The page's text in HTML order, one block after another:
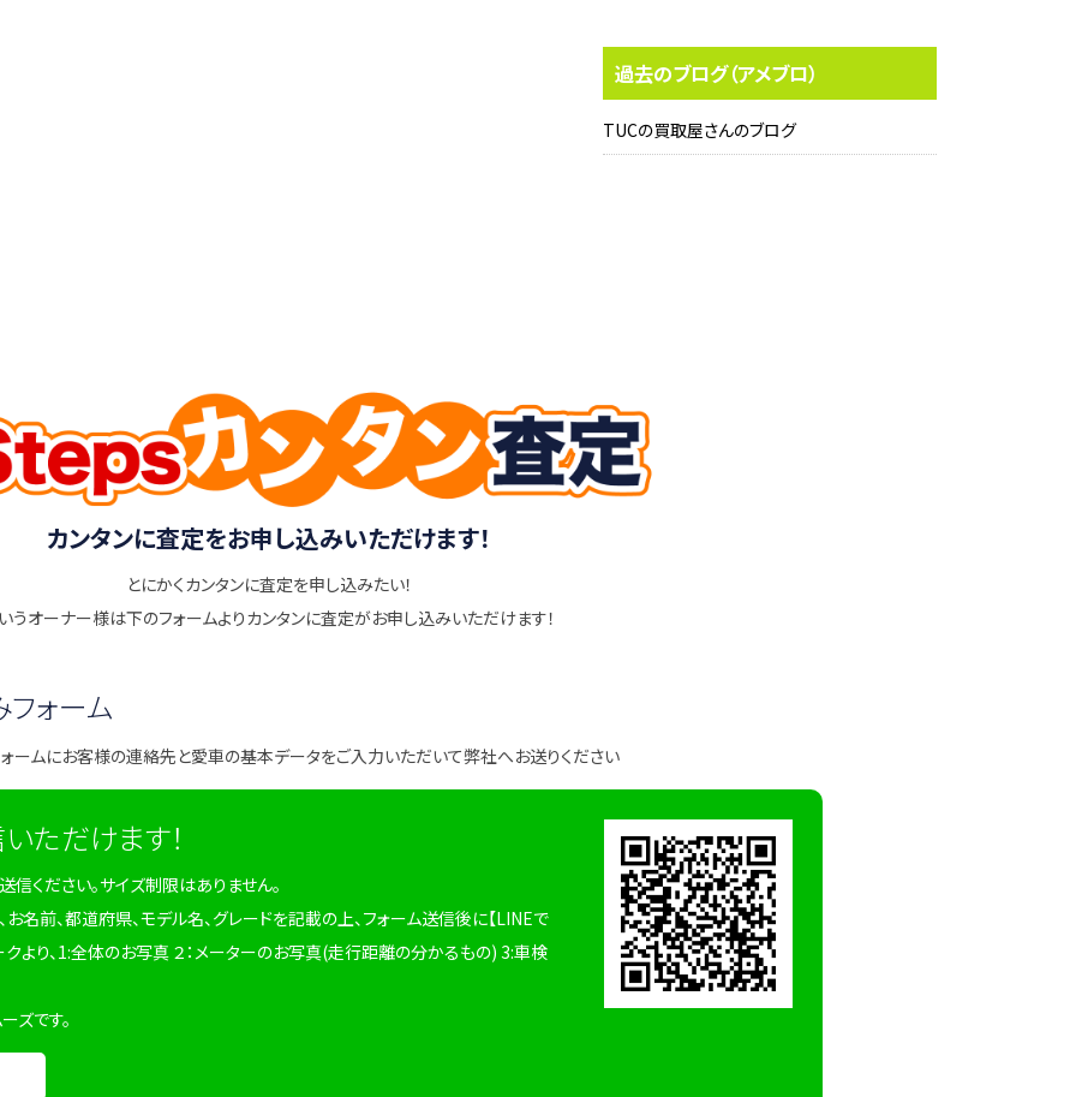
過去のブログ（アメブロ）
TUCの買取屋さんのブログ
カンタンに査定をお申し込みいただけます！
とにかくカンタンに査定を申し込みたい！
うオーナー様は下のフォームよりカンタンに査定がお申し込みいただけます！
ォーム
ームにお客様の連絡先と愛車の基本データをご入力いただいて弊社へお送りください
ただけます！
ください。サイズ制限はありません。
名前、都道府県、モデル名、グレードを記載の上、フォーム送信後に【LINEで
クより、1:全体のお写真 ２：メーターのお写真(走行距離の分かるもの) 3:車検
ズです。